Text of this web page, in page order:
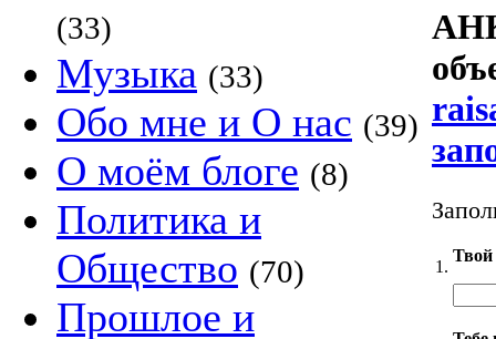
(33)
Музыка (33)
Обо мне и О нас (39)
О моём блоге (8)
Политика и
Общество (70)
Прошлое и
1.
Твой